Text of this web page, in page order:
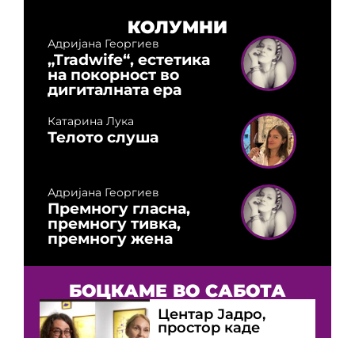
КОЛУМНИ
Адријана Георгиев
„Tradwife“, естетика
на покорност во
дигиталната ера
Катарина Лука
Телото слуша
Адријана Георгиев
Премногу гласна,
премногу тивка,
премногу жена
БОЦКАМЕ ВО САБОТА
Центар Јадро,
простор каде